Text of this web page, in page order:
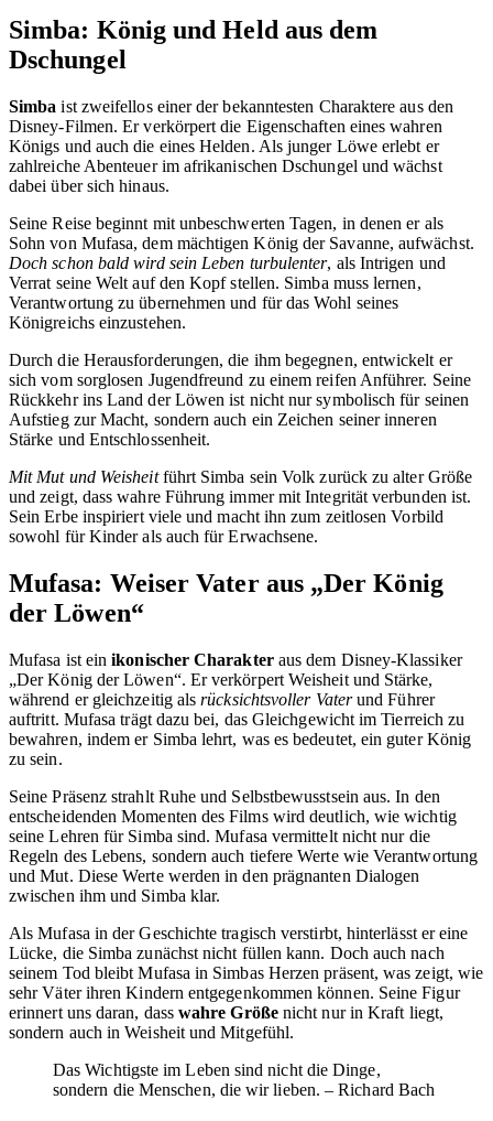
Simba: König und Held aus dem
Dschungel
Simba ist zweifellos einer der bekanntesten Charaktere aus den
Disney-Filmen. Er verkörpert die Eigenschaften eines wahren
Königs und auch die eines Helden. Als junger Löwe erlebt er
zahlreiche Abenteuer im afrikanischen Dschungel und wächst
dabei über sich hinaus.
Seine Reise beginnt mit unbeschwerten Tagen, in denen er als
Sohn von Mufasa, dem mächtigen König der Savanne, aufwächst.
Doch schon bald wird sein Leben turbulenter, als Intrigen und
Verrat seine Welt auf den Kopf stellen. Simba muss lernen,
Verantwortung zu übernehmen und für das Wohl seines
Königreichs einzustehen.
Durch die Herausforderungen, die ihm begegnen, entwickelt er
sich vom sorglosen Jugendfreund zu einem reifen Anführer. Seine
Rückkehr ins Land der Löwen ist nicht nur symbolisch für seinen
Aufstieg zur Macht, sondern auch ein Zeichen seiner inneren
Stärke und Entschlossenheit.
Mit Mut und Weisheitführt Simba sein Volk zurück zu alter Größe
und zeigt, dass wahre Führung immer mit Integrität verbunden ist.
Sein Erbe inspiriert viele und macht ihn zum zeitlosen Vorbild
sowohl für Kinder als auch für Erwachsene.
Mufasa: Weiser Vater aus „Der König
der Löwen“
Mufasa ist einikonischer Charakteraus dem Disney-Klassiker
„Der König der Löwen“. Er verkörpert Weisheit und Stärke,
während er gleichzeitig alsrücksichtsvoller Vaterund Führer
auftritt. Mufasa trägt dazu bei, das Gleichgewicht im Tierreich zu
bewahren, indem er Simba lehrt, was es bedeutet, ein guter König
zu sein.
Seine Präsenz strahlt Ruhe und Selbstbewusstsein aus. In den
entscheidenden Momenten des Films wird deutlich, wie wichtig
seine Lehren für Simba sind. Mufasa vermittelt nicht nur die
Regeln des Lebens, sondern auch tiefere Werte wie Verantwortung
und Mut. Diese Werte werden in den prägnanten Dialogen
zwischen ihm und Simba klar.
Als Mufasa in der Geschichte tragisch verstirbt, hinterlässt er eine
Lücke, die Simba zunächst nicht füllen kann. Doch auch nach
seinem Tod bleibt Mufasa in Simbas Herzen präsent, was zeigt, wie
sehr Väter ihren Kindern entgegenkommen können. Seine Figur
erinnert uns daran, dasswahre Größenicht nur in Kraft liegt,
sondern auch in Weisheit und Mitgefühl.
Das Wichtigste im Leben sind nicht die Dinge,
sondern die Menschen, die wir lieben. – Richard Bach